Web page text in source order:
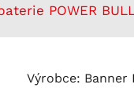
POWER
Výrobce: Banner